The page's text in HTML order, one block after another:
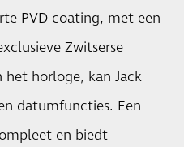
PVD-coating, met een
Zwitserse
horloge, kan Jack
datumfuncties. Een
en biedt